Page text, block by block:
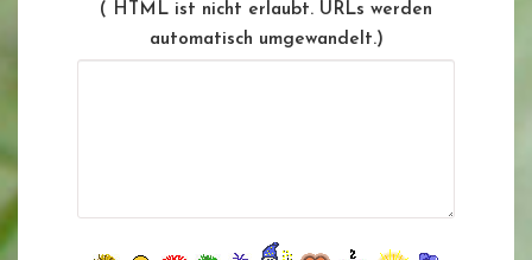
( HTML ist nicht erlaubt. URLs werden
automatisch umgewandelt.)